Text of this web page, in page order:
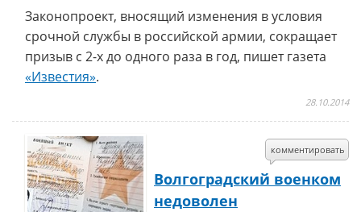
Законопроект, вносящий изменения в условия
срочной службы в российской армии, сокращает
призыв с 2-х до одного раза в год, пишет газета
«Известия».
28.10.2014
комментировать
Волгоградский военком
недоволен